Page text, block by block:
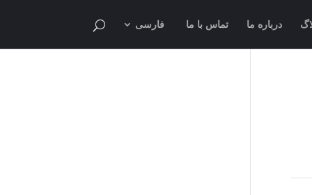
درباره ما تماس با ما فارسی